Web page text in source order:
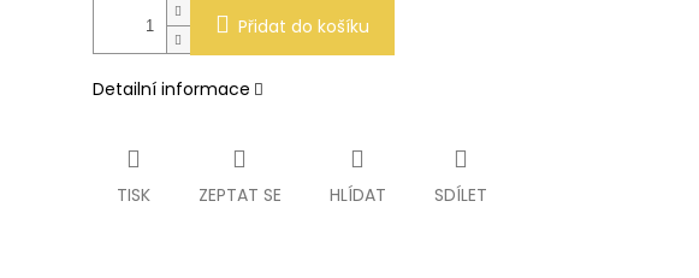
Přidat do košíku
Detailní informace
TISK ZEPTAT SE HLÍDAT SDÍLET